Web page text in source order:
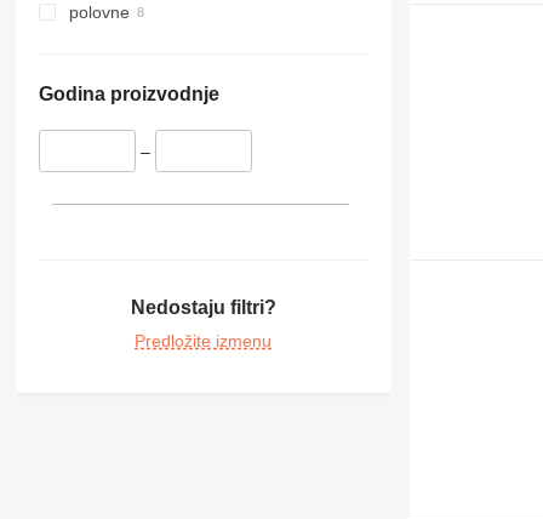
polovne
Godina proizvodnje
–
Nedostaju filtri?
Predložite izmenu